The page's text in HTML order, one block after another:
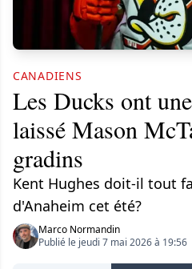
CANADIENS
Les Ducks ont
laissé Mason
gradins
Kent Hughes doit-il tout
d'Anaheim cet été?
Marco Normandin
Publié le jeudi 7 mai 2026 à 19:56